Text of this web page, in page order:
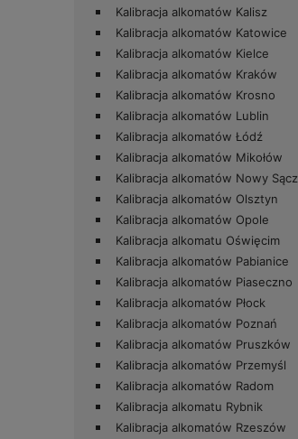
Kalibracja alkomatów Kalisz
Kalibracja alkomatów Katowice
Kalibracja alkomatów Kielce
Kalibracja alkomatów Kraków
Kalibracja alkomatów Krosno
Kalibracja alkomatów Lublin
Kalibracja alkomatów Łódź
Kalibracja alkomatów Mikołów
Kalibracja alkomatów Nowy Sącz
Kalibracja alkomatów Olsztyn
Kalibracja alkomatów Opole
Kalibracja alkomatu Oświęcim
Kalibracja alkomatów Pabianice
Kalibracja alkomatów Piaseczno
Kalibracja alkomatów Płock
Kalibracja alkomatów Poznań
Kalibracja alkomatów Pruszków
Kalibracja alkomatów Przemyśl
Kalibracja alkomatów Radom
Kalibracja alkomatu Rybnik
Kalibracja alkomatów Rzeszów